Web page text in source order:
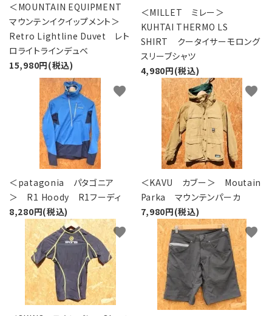
＜MOUNTAIN EQUIPMENT
マウンテンイクイップメント＞
Retro Lightline Duvet レト
ロライトラインデュベ
15,980円(税込)
＜MILLET ミレー＞
KUHTAI THERMO LS
SHIRT クータイサーモロング
スリーブシャツ
4,980円(税込)
＜patagonia パタゴニア
＞ R1 Hoody R1フーディ
8,280円(税込)
favorite
＜KAVU カブー＞ Moutain
Parka マウンテンパーカ
7,980円(税込)
favorite
favorite favorite